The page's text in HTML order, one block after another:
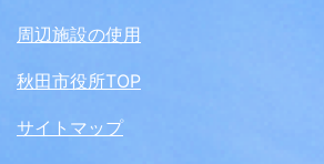
周辺施設の使用
秋田市役所TOP
サイトマップ